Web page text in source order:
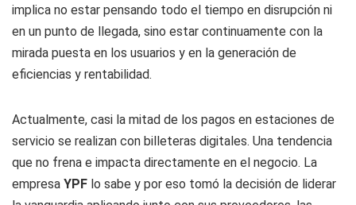
implica no estar pensando todo el tiempo en disrupción ni
en un punto de llegada, sino estar continuamente con la
mirada puesta en los usuarios y en la generación de
eficiencias y rentabilidad.
Actualmente, casi la mitad de los pagos en estaciones de
servicio se realizan con billeteras digitales. Una tendencia
que no frena e impacta directamente en el negocio. La
empresa YPF lo sabe y por eso tomó la decisión de liderar